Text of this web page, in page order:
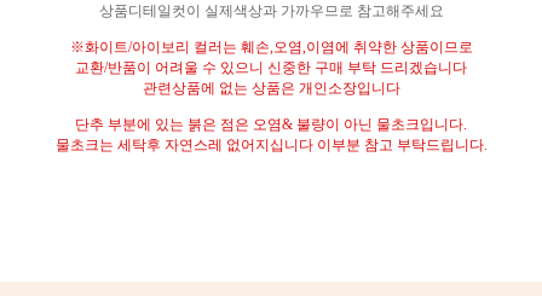
상품디테일컷이 실제색상과 가까우므로 참고해주세요
※화이트/아이보리 컬러는 훼손 오염 이염에 취약한 상품이므로
교환/반품이 어려울 수 있으니 신중한 구매 부탁 드리겠습니다
관련상품에 없는 상품은 개인소장입니다
단추 부분에 있는 붉은 점은 오염& 불량이 아닌 물초크입니다
물초크는 세탁후 자연스레 없어지십니다 이부분 참고 부탁드립니다.